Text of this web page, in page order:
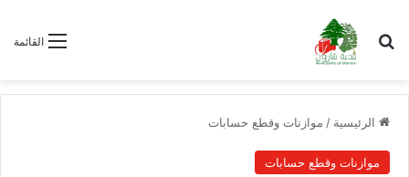
القائمة بحث عن
الرئيسية / موازنات وقطع حسابات
موازنات وقطع حسابات